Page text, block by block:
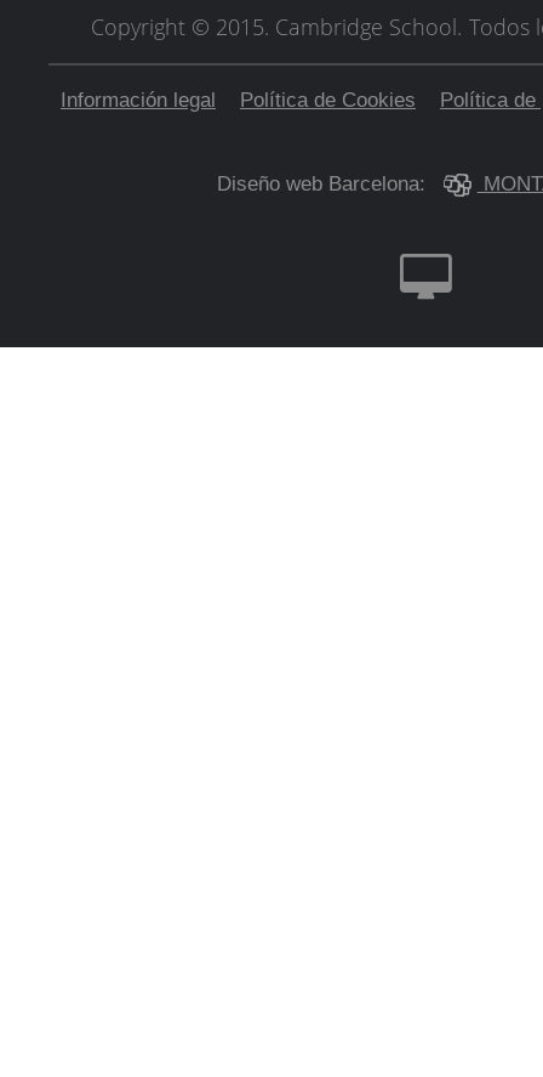
Copyright © 2015. Cambridge School. Todos
Información legal Política de Cookies Política de
Diseño web Barcelona: